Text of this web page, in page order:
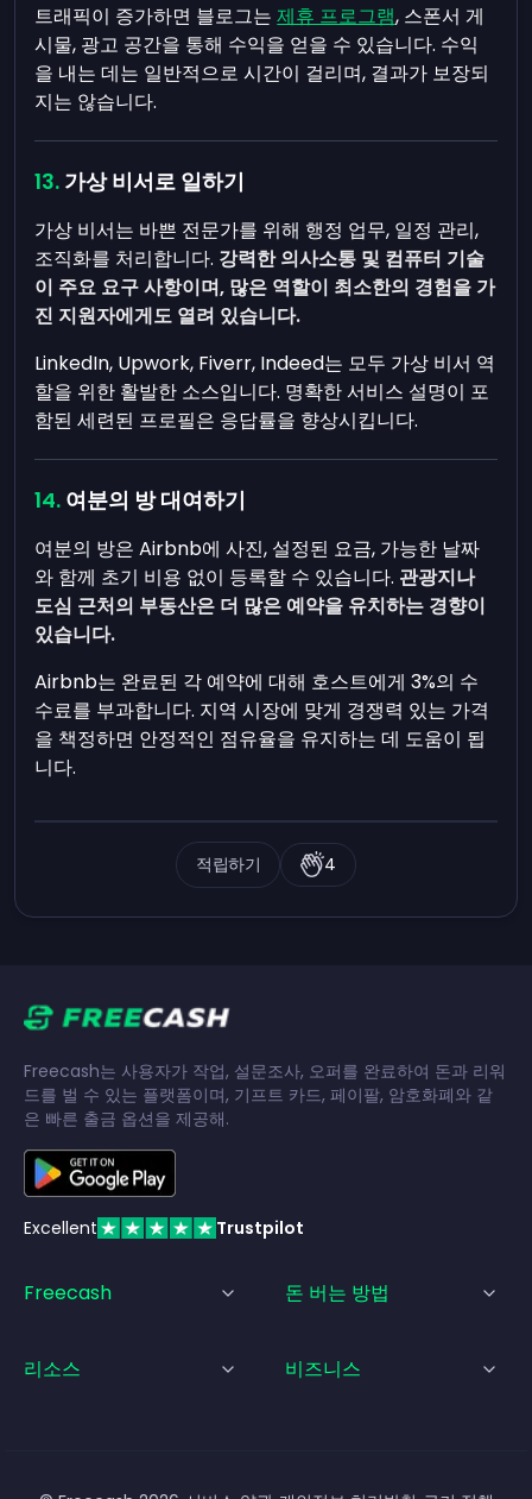
트래픽이 증가하면 블로그는제휴 프로그램, 스폰서 게
시물, 광고 공간을 통해 수익을 얻을 수 있습니다. 수익
을 내는 데는 일반적으로 시간이 걸리며, 결과가 보장되
지는 않습니다.
가상 비서로 일하기
가상 비서는 바쁜 전문가를 위해 행정 업무, 일정 관리,
조직화를 처리합니다. 강력한 의사소통 및 컴퓨터 기술
이 주요 요구 사항이며, 많은 역할이 최소한의 경험을 가
진 지원자에게도 열려 있습니다.
LinkedIn, Upwork, Fiverr, Indeed는 모두 가상 비서 역
할을 위한 활발한 소스입니다. 명확한 서비스 설명이 포
함된 세련된 프로필은 응답률을 향상시킵니다.
여분의 방 대여하기
여분의 방은 Airbnb에 사진, 설정된 요금, 가능한 날짜
와 함께 초기 비용 없이 등록할 수 있습니다. 관광지나
도심 근처의 부동산은 더 많은 예약을 유치하는 경향이
있습니다.
Airbnb는 완료된 각 예약에 대해 호스트에게 3%의 수
수료를 부과합니다. 지역 시장에 맞게 경쟁력 있는 가격
을 책정하면 안정적인 점유율을 유지하는 데 도움이 됩
니다.
적립하기 4
Freecash는 사용자가 작업, 설문조사, 오퍼를 완료하여 돈과 리워
드를 벌 수 있는 플랫폼이며, 기프트 카드, 페이팔, 암호화폐와 같
은 빠른 출금 옵션을 제공해.
Excellent Trustpilot
Freecash 돈 버는 방법
리소스 비즈니스